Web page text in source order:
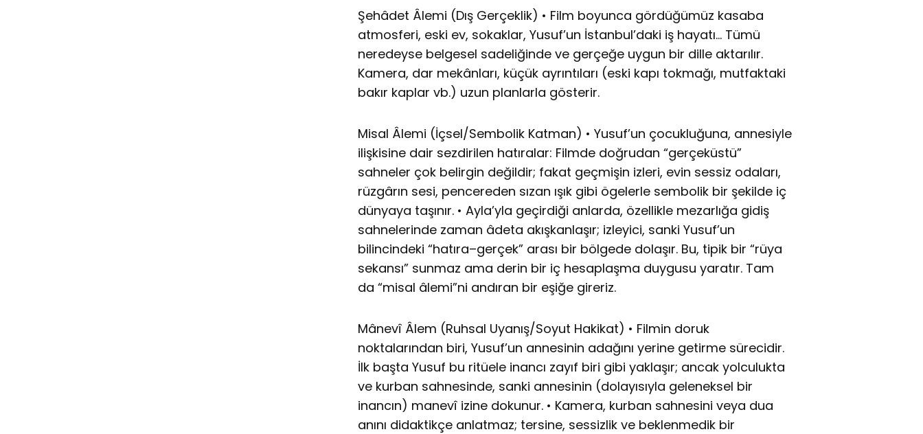
Şehâdet Âlemi (Dış Gerçeklik) • Film boyunca gördüğümüz kasaba
atmosferi, eski ev, sokaklar, Yusuf’un İstanbul’daki iş hayatı… Tümü
neredeyse belgesel sadeliğinde ve gerçeğe uygun bir dille aktarılır.
Kamera, dar mekânları, küçük ayrıntıları (eski kapı tokmağı, mutfaktaki
bakır kaplar vb.) uzun planlarla gösterir.
Misal Âlemi (İçsel/Sembolik Katman) • Yusuf’un çocukluğuna, annesiyle
ilişkisine dair sezdirilen hatıralar: Filmde doğrudan “gerçeküstü”
sahneler çok belirgin değildir; fakat geçmişin izleri, evin sessiz odaları,
rüzgârın sesi, pencereden sızan ışık gibi ögelerle sembolik bir şekilde iç
dünyaya taşınır. • Ayla’yla geçirdiği anlarda, özellikle mezarlığa gidiş
sahnelerinde zaman âdeta akışkanlaşır; izleyici, sanki Yusuf’un
bilincindeki “hatıra–gerçek” arası bir bölgede dolaşır. Bu, tipik bir “rüya
sekansı” sunmaz ama derin bir iç hesaplaşma duygusu yaratır. Tam
da “misal âlemi”ni andıran bir eşiğe gireriz.
Mânevî Âlem (Ruhsal Uyanış/Soyut Hakikat) • Filmin doruk
noktalarından biri, Yusuf’un annesinin adağını yerine getirme sürecidir.
İlk başta Yusuf bu ritüele inancı zayıf biri gibi yaklaşır; ancak yolculukta
ve kurban sahnesinde, sanki annesinin (dolayısıyla geleneksel bir
inancın) manevî izine dokunur. • Kamera, kurban sahnesini veya dua
anını didaktikçe anlatmaz; tersine, sessizlik ve beklenmedik bir